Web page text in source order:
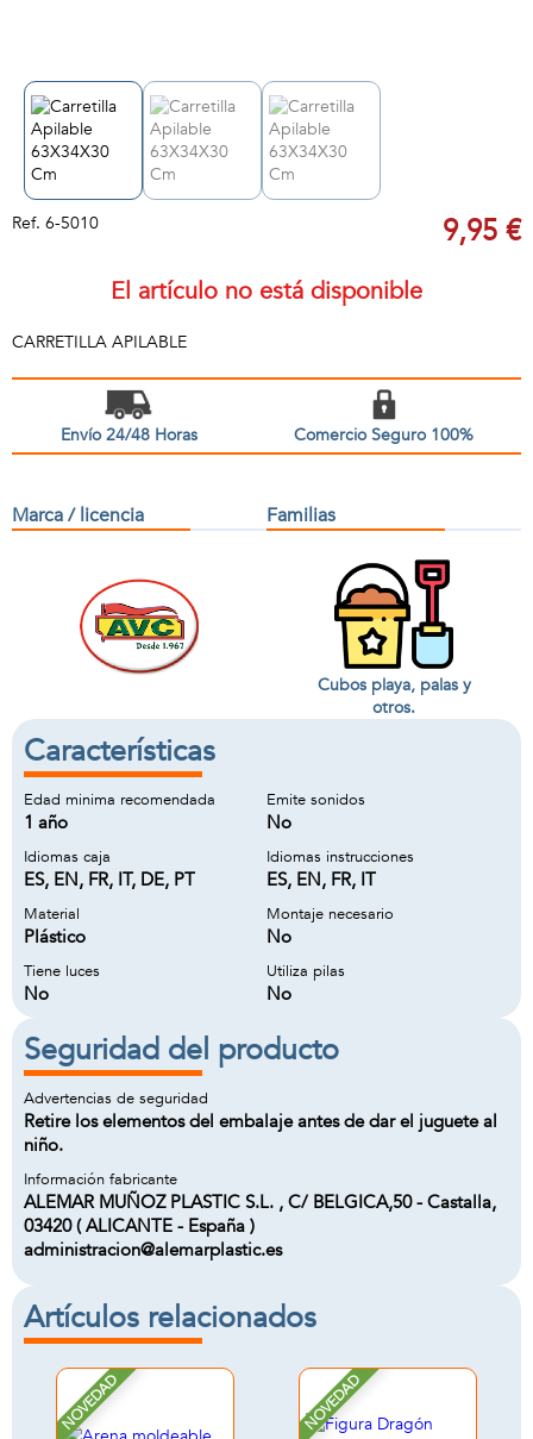
Ref. 6-5010 9,95 €
El artículo no está disponible
CARRETILLA APILABLE
Envío 24/48 Horas Comercio Seguro 100%
Marca / licencia Familias
Cubos playa, palas y
otros.
Características
Edad minima recomendada
1 año
Emite sonidos
No
Idiomas caja
ES, EN, FR, IT, DE, PT
Idiomas instrucciones
ES, EN, FR, IT
Material
Plástico
Montaje necesario
No
Tiene luces
No
Utiliza pilas
No
Seguridad del producto
Advertencias de seguridad
Retire los elementos del embalaje antes de dar el juguete al
niño.
Información fabricante
ALEMAR MUÑOZ PLASTIC S.L. , C/ BELGICA,50 - Castalla,
03420 ( ALICANTE - España )
administracion@alemarplastic.es
Artículos relacionados
NOVEDAD NOVEDAD